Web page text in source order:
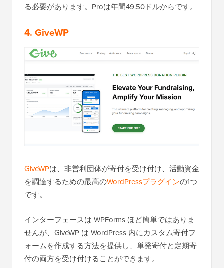
る必要があります。Proは年間49.50ドルからです。
4. GiveWP
GiveWPは、非営利団体が寄付を受け付け、活動資金
を調達するための最高のWordPressプラグインの1つ
です。
インターフェースは WPForms ほど簡単ではありま
せんが、GiveWP は WordPress 内にカスタム寄付フ
ォームを作成する方法を提供し、単発寄付と定期寄
付の両方を受け付けることができます。